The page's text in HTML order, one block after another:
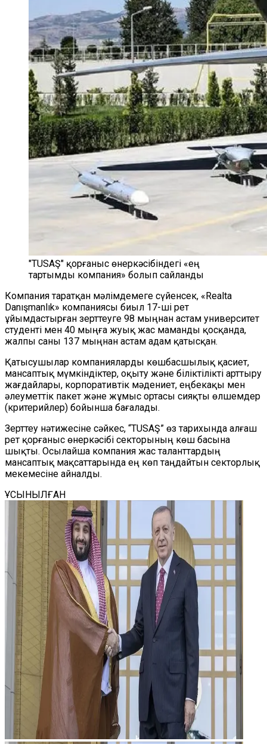
"TUSAŞ" қорғаныс өнеркәсібіндегі «ең
тартымды компания» болып сайланды
Компания таратқан мәлімдемеге сүйенсек, «Realta
Danışmanlık» компаниясы биыл 17-ші рет
ұйымдастырған зерттеуге 98 мыңнан астам университет
студенті мен 40 мыңға жуық жас маманды қосқанда,
жалпы саны 137 мыңнан астам адам қатысқан.
Қатысушылар компанияларды көшбасшылық қасиет,
мансаптық мүмкіндіктер, оқыту және біліктілікті арттыру
жағдайлары, корпоративтік мәдениет, еңбекақы мен
әлеуметтік пакет және жұмыс ортасы сияқты өлшемдер
(критерийлер) бойынша бағалады.
Зерттеу нәтижесіне сәйкес, “TUSAŞ” өз тарихында алғаш
рет қорғаныс өнеркәсібі секторының көш басына
шықты. Осылайша компания жас таланттардың
мансаптық мақсаттарында ең көп таңдайтын секторлық
мекемесіне айналды.
ҰСЫНЫЛҒАН